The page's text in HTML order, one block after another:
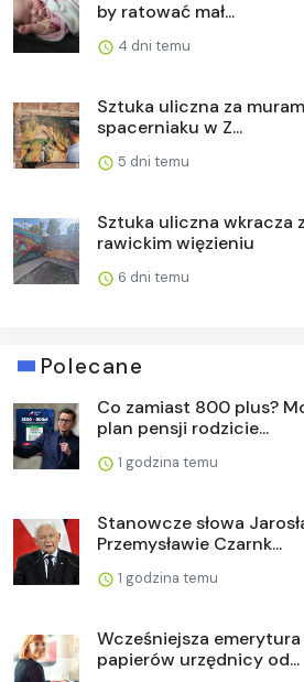
by ratować mał...
4 dni temu
Sztuka uliczna za
spacerniaku w Z...
5 dni temu
Sztuka uliczna wkracza
rawickim więzieniu
6 dni temu
Polecane
Co zamiast 800 plus?
plan pensji rodzicie...
1 godzina temu
Stanowcze słowa
Przemysławie Czarnk...
1 godzina temu
Wcześniejsza emerytura
papierów urzędnicy od...